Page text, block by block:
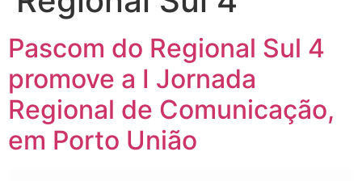
Pascom do Regional Sul 4
promove a I Jornada
Regional de Comunicação,
em Porto União